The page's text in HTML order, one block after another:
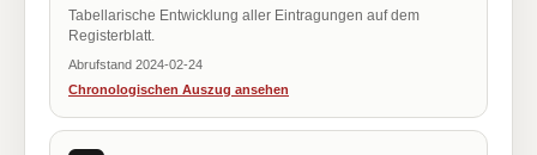
Tabellarische Entwicklung aller Eintragungen auf dem
Registerblatt.
Abrufstand 2024-02-24
Chronologischen Auszug ansehen